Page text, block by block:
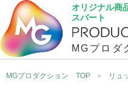
オリジナル商
スパート
MGプロダ
カテゴリから選ぶ
MGプロダクション TOP リュ